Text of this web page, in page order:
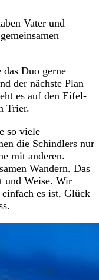
Vater und
Duo gerne
der nächste Plan
es auf den Eifel-
Trier.
so viele
die Schindlers nur
mit anderen.
Wandern. Das
und Weise. Wir
es ist, Glück